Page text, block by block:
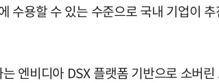
수용할 수 있는 수준으로 국내 기업이
엔비디아 DSX 플랫폼 기반으로 소버